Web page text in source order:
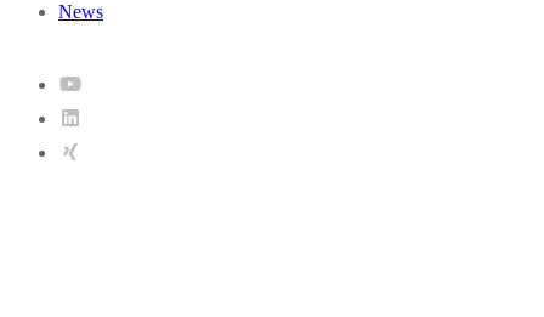
News